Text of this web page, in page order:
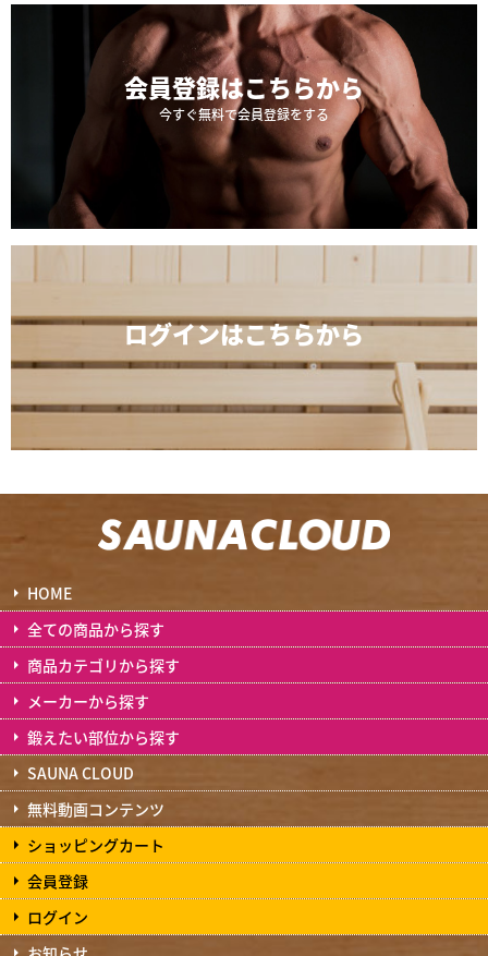
会員登録はこちらから
今すぐ無料で会員登録をする
ログインはこちらから
HOME
全ての商品から探す
商品カテゴリから探す
メーカーから探す
鍛えたい部位から探す
SAUNA CLOUD
無料動画コンテンツ
ショッピングカート
会員登録
ログイン